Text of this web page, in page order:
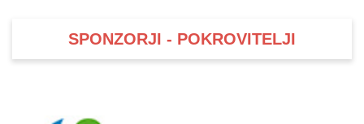
SPONZORJI - POKROVITELJI